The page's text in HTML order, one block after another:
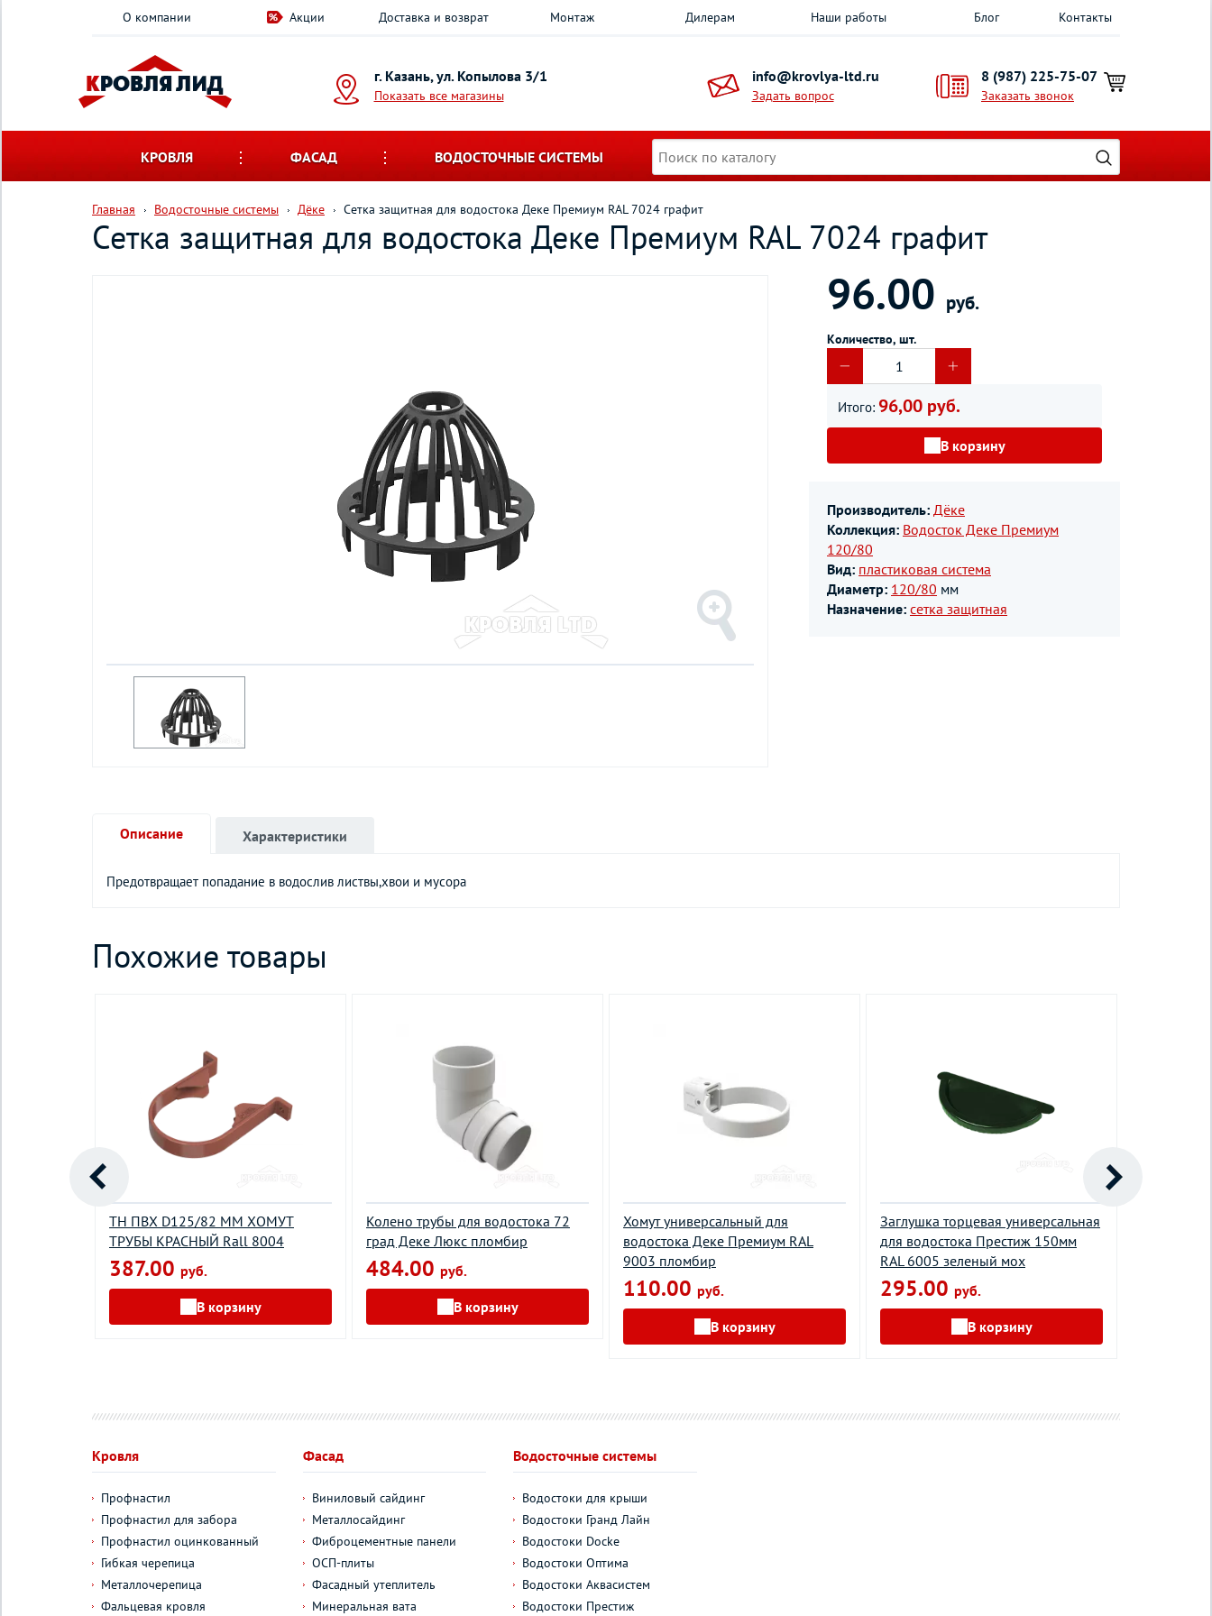
О компании Акции Доставка и возврат Монтаж Дилерам Наши работы Блог Контакты
г. Казань, ул. Копылова 3/1
Показать все магазины
info@krovlya-ltd.ru
Задать вопрос
8 (987) 225-75-07
Заказать звонок
КРОВЛЯ ФАСАД ВОДОСТОЧНЫЕ СИСТЕМЫ
Главная Водосточные системы Дёке Сетка защитная для водостока Деке Премиум RAL 7024 графит
Сетка защитная для водостока Деке Премиум RAL 7024 графит
96.00 руб.
Количество, шт.
Итого: 96,00 руб.
В корзину
Производитель: Дёке
Коллекция: Водосток Деке Премиум
120/80
Вид: пластиковая система
Диаметр: 120/80 мм
Назначение: сетка защитная
Описание
Предотвращает попадание в водослив листвы,хвои и мусора
Характеристики
Похожие товары
ТН ПВХ D125/82 ММ ХОМУТ
ТРУБЫ КРАСНЫЙ Rall 8004
387.00 руб.
В корзину
Колено трубы для водостока 72
град Деке Люкс пломбир
484.00 руб.
В корзину
Хомут универсальный для
водостока Деке Премиум RAL
9003 пломбир
110.00 руб.
В корзину
Заглушка торцевая универсальная
для водостока Престиж 150мм
RAL 6005 зеленый мох
295.00 руб.
В корзину
Кровля
Профнастил
Профнастил для забора
Профнастил оцинкованный
Гибкая черепица
Металлочерепица
Фальцевая кровля
Фасад
Виниловый сайдинг
Металлосайдинг
Фиброцементные панели
ОСП-плиты
Фасадный утеплитель
Минеральная вата
Водосточные системы
Водостоки для крыши
Водостоки Гранд Лайн
Водостоки Docke
Водостоки Оптима
Водостоки Аквасистем
Водостоки Престиж